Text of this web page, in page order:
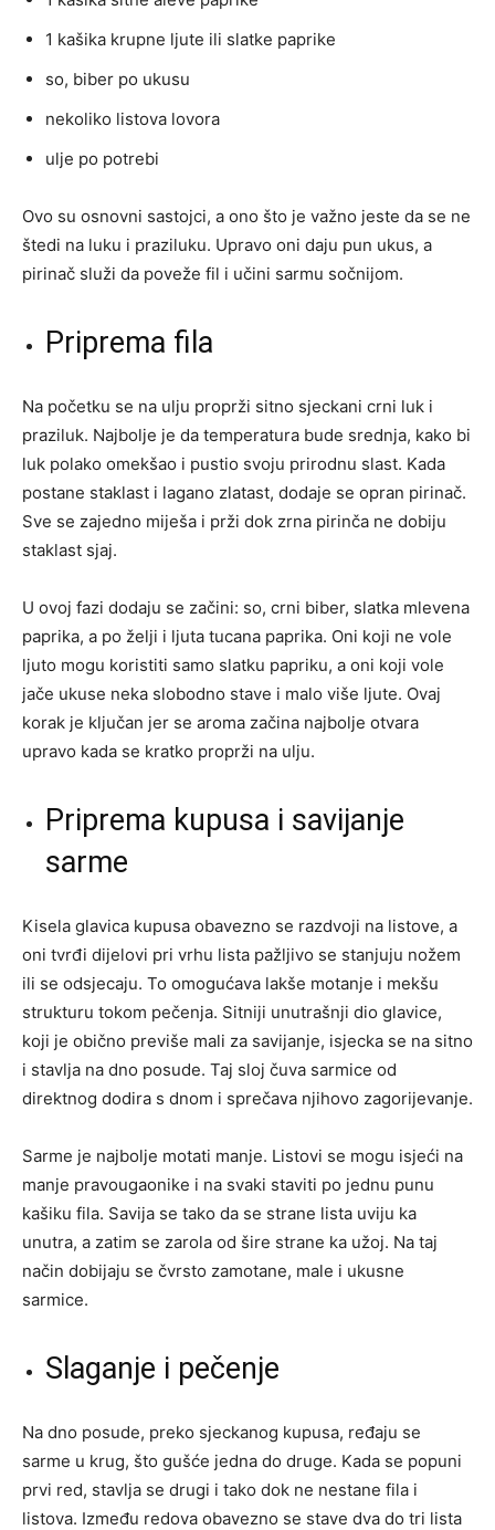
1 kašika krupne ljute ili slatke paprike
so, biber po ukusu
nekoliko listova lovora
ulje po potrebi
Ovo su osnovni sastojci, a ono što je važno jeste da se ne
štedi na luku i praziluku. Upravo oni daju pun ukus, a
pirinač služi da poveže fil i učini sarmu sočnijom.
Priprema fila
Na početku se na ulju proprži sitno sjeckani crni luk i
praziluk. Najbolje je da temperatura bude srednja, kako bi
luk polako omekšao i pustio svoju prirodnu slast. Kada
postane staklast i lagano zlatast, dodaje se opran pirinač.
Sve se zajedno miješa i prži dok zrna pirinča ne dobiju
staklast sjaj.
U ovoj fazi dodaju se začini: so, crni biber, slatka mlevena
paprika, a po želji i ljuta tucana paprika. Oni koji ne vole
ljuto mogu koristiti samo slatku papriku, a oni koji vole
jače ukuse neka slobodno stave i malo više ljute. Ovaj
korak je ključan jer se aroma začina najbolje otvara
upravo kada se kratko proprži na ulju.
Priprema kupusa i savijanje
sarme
Kisela glavica kupusa obavezno se razdvoji na listove, a
oni tvrđi dijelovi pri vrhu lista pažljivo se stanjuju nožem
ili se odsjecaju. To omogućava lakše motanje i mekšu
strukturu tokom pečenja. Sitniji unutrašnji dio glavice,
koji je obično previše mali za savijanje, isjecka se na sitno
i stavlja na dno posude. Taj sloj čuva sarmice od
direktnog dodira s dnom i sprečava njihovo zagorijevanje.
Sarme je najbolje motati manje. Listovi se mogu isjeći na
manje pravougaonike i na svaki staviti po jednu punu
kašiku fila. Savija se tako da se strane lista uviju ka
unutra, a zatim se zarola od šire strane ka užoj. Na taj
način dobijaju se čvrsto zamotane, male i ukusne
sarmice.
Slaganje i pečenje
Na dno posude, preko sjeckanog kupusa, ređaju se
sarme u krug, što gušće jedna do druge. Kada se popuni
prvi red, stavlja se drugi i tako dok ne nestane fila i
listova. Između redova obavezno se stave dva do tri lista